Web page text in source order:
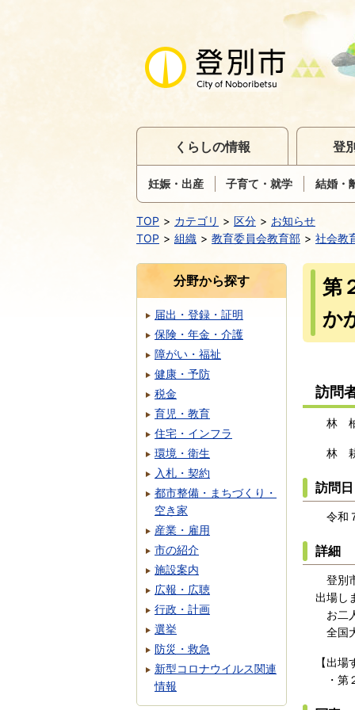
くらしの情報
妊娠・出産 子育て・就学 結婚・
登
TOP カテゴリ 区分
お知らせ
TOP
組織 教育委員会教育部 社会教
第
か
訪問
林 柚
林 耕
訪問日
令和
詳細
登別
出場し
お二
全国
【出
・第
分野から探す
届出・登録・証明
保険・年金・介護
障がい・福祉
健康・予防
税金
育児・教育
住宅・インフラ
環境・衛生
入札・契約
都市整備・まちづくり・
空き家
産業・雇用
市の紹介
施設案内
広報・広聴
行政・計画
選挙
防災・救急
新型コロナウイルス関連
情報